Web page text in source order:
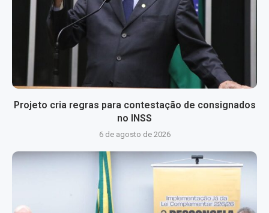
Projeto cria regras para contestação de consignados
no INSS
6 de agosto de 2026